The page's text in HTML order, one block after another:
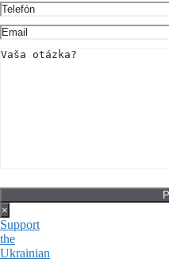
×
Support
the
Ukrainian